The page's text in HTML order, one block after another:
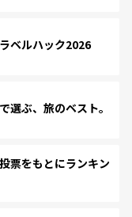
ベルハック2026
ぶ、旅のベスト。
票をもとにランキン